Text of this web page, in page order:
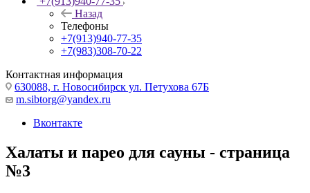
Назад
Телефоны
+7(913)940-77-35
+7(983)308-70-22
Контактная информация
630088, г. Новосибирск ул. Петухова 67Б
m.sibtorg@yandex.ru
Вконтакте
Халаты и парео для сауны - страница
№3